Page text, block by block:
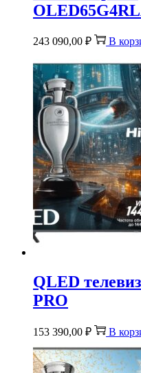
243 090,00 ₽ В
QLED
PRO
153 390,00 ₽ В